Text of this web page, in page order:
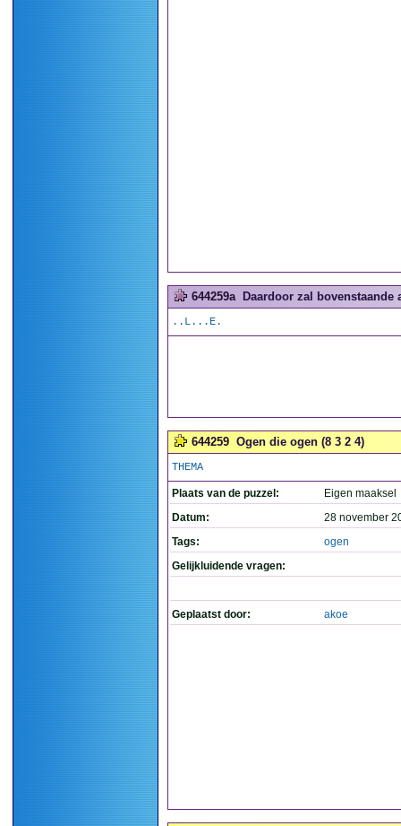
644259a Daardoor zal bovenstaande
..L...E.
644259 Ogen die ogen (8 3 2 4)
THEMA
Plaats van de puzzel:
Eigen maaksel
Datum:
28 november
Tags:
ogen
Gelijkluidende vragen:
Geplaatst door: akoe